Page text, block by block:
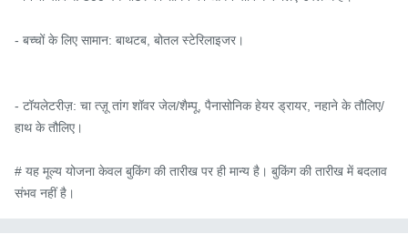
- बच्चों के लिए सामान: बाथटब, बोतल स्टेरिलाइजर।
- टॉयलेटरीज़: चा त्ज़ू तांग शॉवर जेल/शैम्पू, पैनासोनिक हेयर ड्रायर, नहाने के तौलिए/
हाथ के तौलिए।
# यह मूल्य योजना केवल बुकिंग की तारीख पर ही मान्य है। बुकिंग की तारीख में बदलाव
संभव नहीं है।